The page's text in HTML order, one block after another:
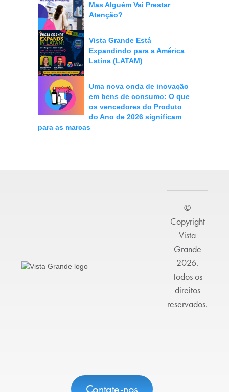
Mas Alguém Vai Prestar
Atenção?
Vista Grande Está
Expandindo para a América
Latina (LATAM)
Uma nova onda de inovação
em bens de consumo: O que
os vencedores do Produto
do Ano de 2026 significam
para as marcas
Contate-nos
©
Copyright
Vista
Grande
2026.
Todos os
direitos
reservados.